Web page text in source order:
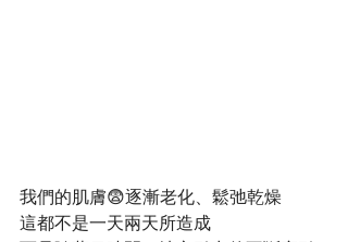
我們的肌膚😨逐漸老化、鬆弛乾燥
這都不是一天兩天所造成